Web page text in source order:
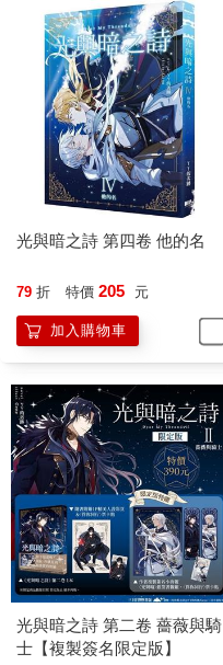
光與暗之詩 第四卷 他的名
79 折 特價 205 元
加入購物車
光與暗之詩 第二卷 薔薇與騎
士【複製簽名限定版】